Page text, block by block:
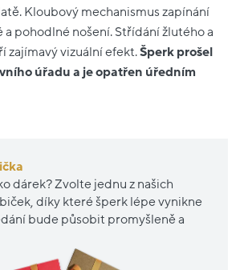
Kloubový mechanismus zapínání
pohodlné nošení. Střídání žlutého a
zajímavý vizuální efekt.Šperk prošel
úřadu a je opatřen úředním
dárek? Zvolte jednu z našich
díky které šperk lépe vynikne
bude působit promyšleně a